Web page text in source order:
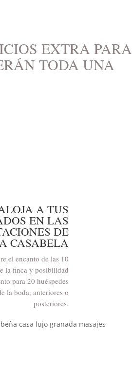
EXTRA PARA
TODA UNA
A TUS
EN LAS
DE
CASABELA
el encanto de las 10
la finca y posibilidad
para 20 huéspedes
la boda, anteriores o
posteriores.